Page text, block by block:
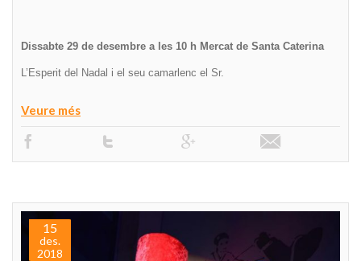
Dissabte 29 de desembre a les 10 h Mercat de Santa Caterina
L’Esperit del Nadal i el seu camarlenc el Sr.
Veure més
15
des.
2018